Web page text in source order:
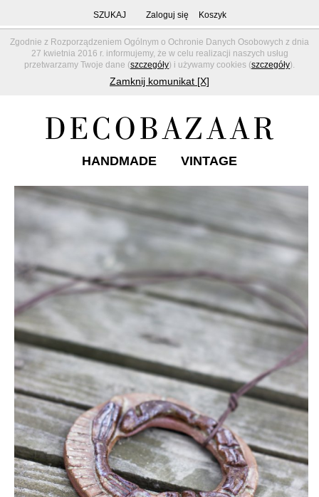
Zgodnie z Rozporządzeniem Ogólnym o Ochronie Danych Osobowych z dnia
27 kwietnia 2016 r. informujemy, że w celu realizacji naszych usług
przetwarzamy Twoje dane (szczegóły) i używamy cookies (szczegóły).
Zamknij komunikat [X]
SZUKAJ Zaloguj się Koszyk
HANDMADE VINTAGE